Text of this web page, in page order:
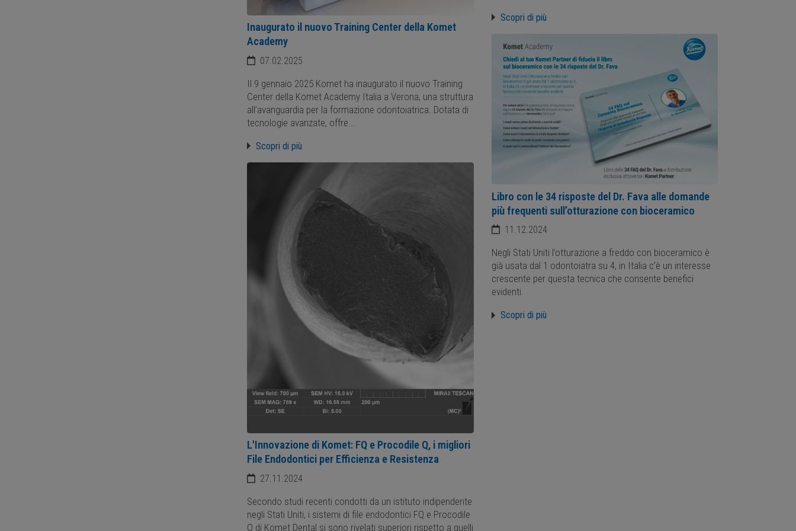
Scopri di più
Inaugurato il nuovo Training Center della Komet
Academy
07.02.2025
Il 9 gennaio 2025 Komet ha inaugurato il nuovo Training
Center della Komet Academy Italia a Verona, una struttura
all’avanguardia per la formazione odontoiatrica. Dotata di
tecnologie avanzate, offre...
Scopri di più
Libro con le 34 risposte del Dr. Fava alle domande
più frequenti sull’otturazione con bioceramico
11.12.2024
Negli Stati Uniti l’otturazione a freddo con bioceramico è
già usata dal 1 odontoiatra su 4, in Italia c’è un interesse
crescente per questa tecnica che consente benefici
evidenti.
Scopri di più
L'Innovazione di Komet: FQ e Procodile Q, i migliori
File Endodontici per Efficienza e Resistenza
27.11.2024
Secondo studi recenti condotti da un istituto indipendente
negli Stati Uniti, i sistemi di file endodontici FQ e Procodile
Q di Komet Dental si sono rivelati superiori rispetto a quelli